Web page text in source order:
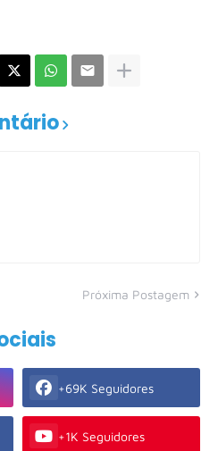
Próxima Postagem
+69K Seguidores
+1K Seguidores